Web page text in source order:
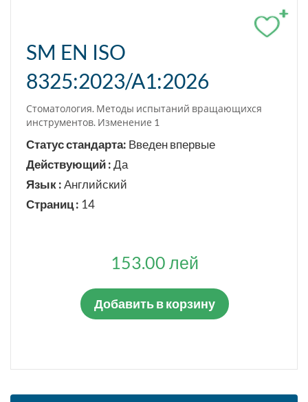
+
SM EN ISO
8325:2023/A1:2026
Стоматология. Методы испытаний вращающихся
инструментов. Изменение 1
Статус стандарта: Введен впервые
Действующий :Да
Язык :Английский
Страниц : 14
153.00 лей
Добавить в корзину